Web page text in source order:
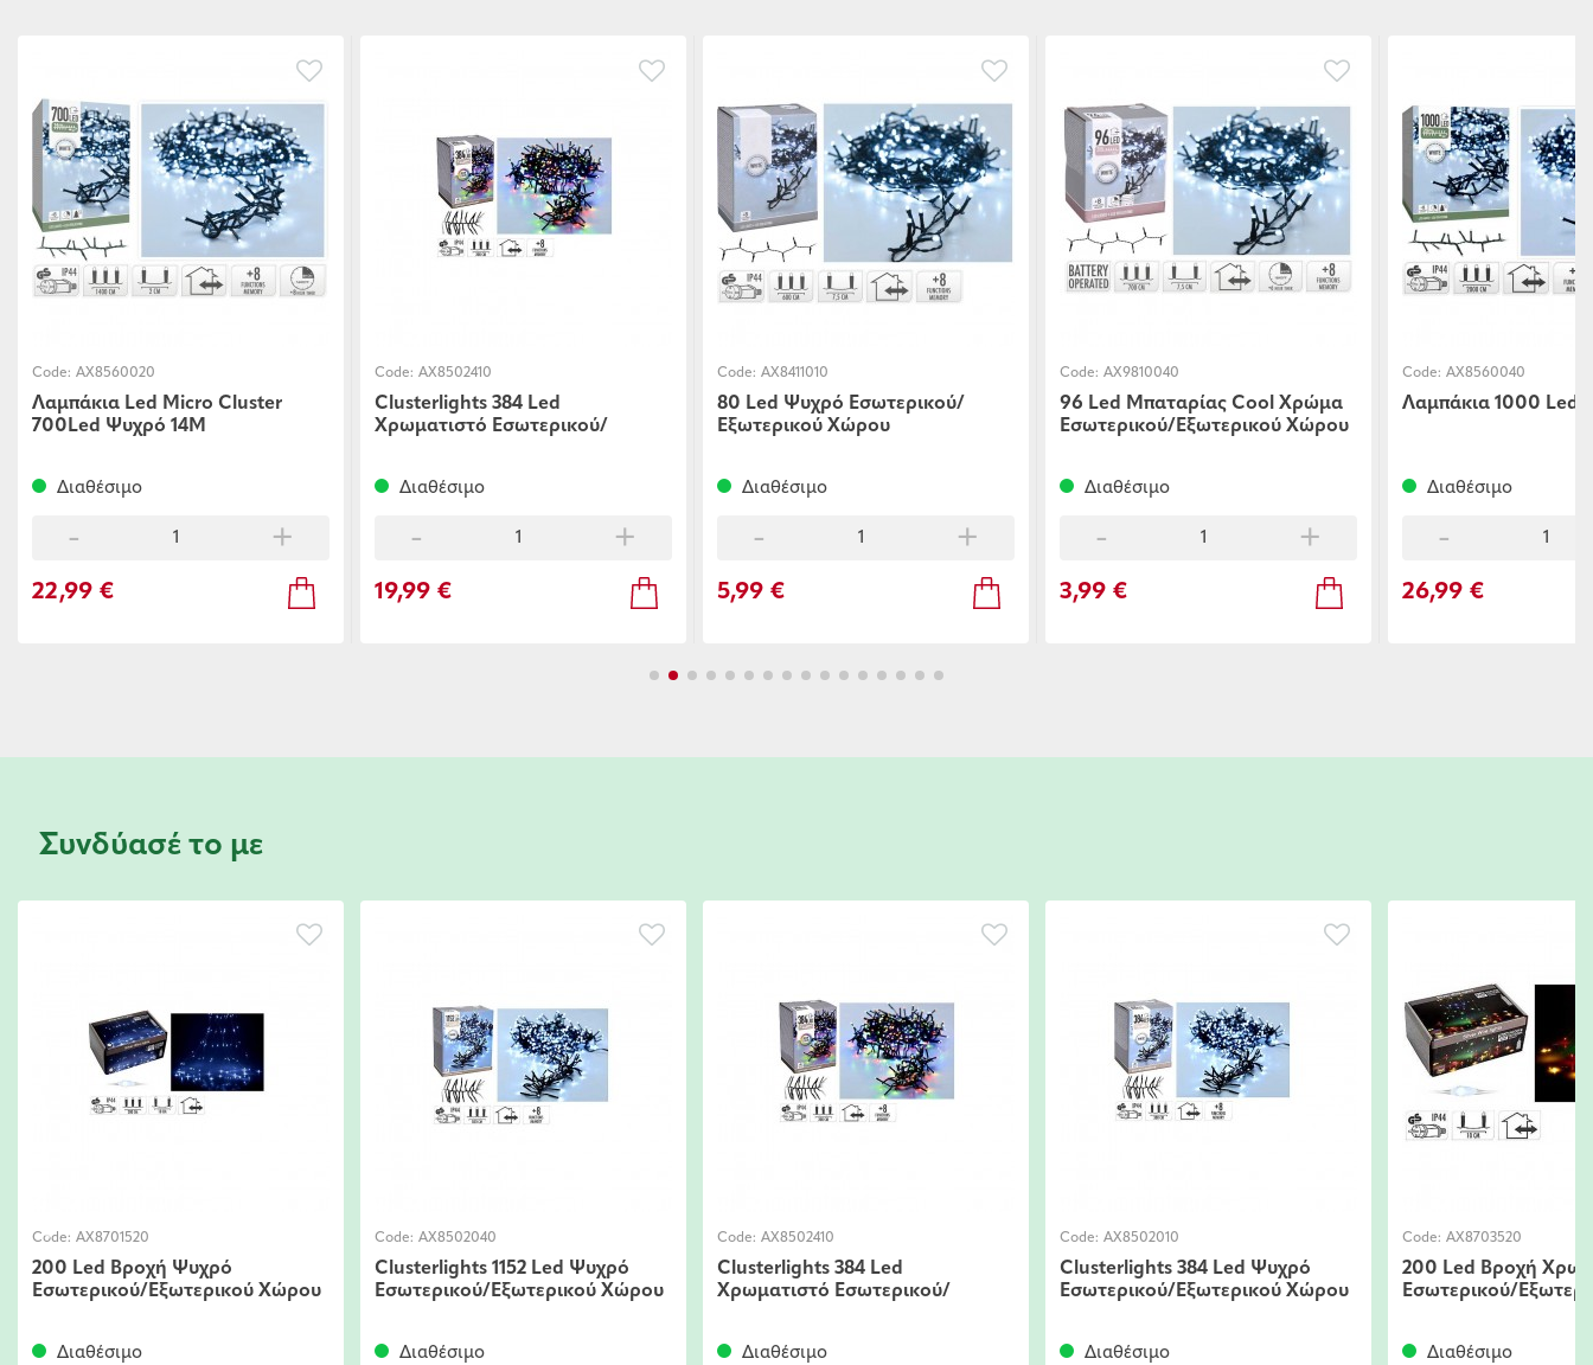
Code: ΑΧ8502410
Clusterlights 384 Led
Χρωματιστό Εσωτερικού/
Διαθέσιμο
19,99 €
Code: AX8411010
80 Led Ψυχρό Εσωτερικού/
Εξωτερικού Χώρου
Διαθέσιμο
5,99 €
Code: AX9810040
96 Led Μπαταρίας Cool Χρώμα
Εσωτερικού/Εξωτερικού Χώρου
Διαθέσιμο
3,99 €
Code: AX8560040
Λαμπάκια 1000 Led Ψυχρό 20μ
Διαθέσιμο
26,99 €
Code: AX8451140
Λαμπάκια Led
Διαθέσιμο
10,99 €
Συνδύασέ το με
Code: ΑΧ8502040
Clusterlights 1152 Led Ψυχρό
Εσωτερικού/Εξωτερικού Χώρου
Διαθέσιμο
Code: ΑΧ8502410
Clusterlights 384 Led
Χρωματιστό Εσωτερικού/
Διαθέσιμο
Code: ΑΧ8502010
Clusterlights 384 Led Ψυχρό
Εσωτερικού/Εξωτερικού Χώρου
Διαθέσιμο
Code: ΑΧ8703520
200 Led Βροχή Χρωματιστό
Εσωτερικού/Εξωτερικού Χώρου
Διαθέσιμο
Code: ΑΧ8701520
200 Led
Διαθέσιμο